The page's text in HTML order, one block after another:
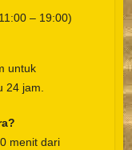
– 19:00)
untuk
24 jam.
menit dari